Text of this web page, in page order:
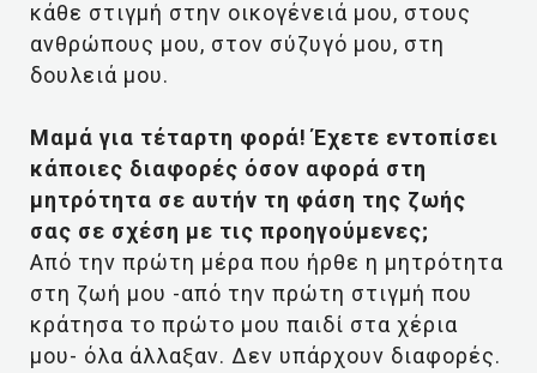
κάθε στιγμή στην οικογένειά μου, στους
ανθρώπους μου, στον σύζυγό μου, στη
δουλειά μου.
Μαμά για τέταρτη φορά! Έχετε εντοπίσει
κάποιες διαφορές όσον αφορά στη
μητρότητα σε αυτήν τη φάση της ζωής
σας σε σχέση με τις προηγούμενες;
Από την πρώτη μέρα που ήρθε η μητρότητα
στη ζωή μου -από την πρώτη στιγμή που
κράτησα το πρώτο μου παιδί στα χέρια
μου- όλα άλλαξαν. Δεν υπάρχουν διαφορές.